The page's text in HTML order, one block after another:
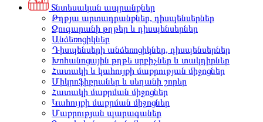
Տնտեսական ապրանքներ
Թղթյա արտադրանքներ, դիսպենսերներ
Զուգարանի թղթեր և դիսպենսերներ
Անձեռոցիկներ
Դիսպենսերի անձեռոցիկներ, դիսպենսերներ
Խոհանոցային թղթե սրբիչներ և տակդիրներ
Հատակի և կահույքի մաքրության միջոցներ
Միկրոֆիբրաներ և սեղանի շորեր
Հատակի մաքրման միջոցներ
Կահույքի մաքրման միջոցներ
Մաքրության պարագաներ